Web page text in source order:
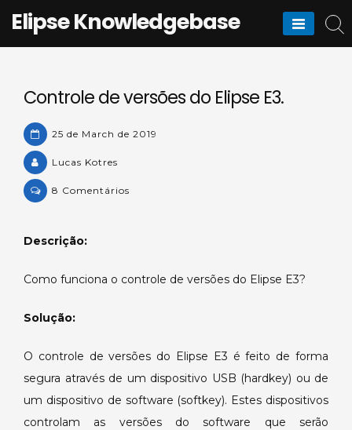
Elipse Knowledgebase
Controle de versões do Elipse E3.
25 de March de 2019
Lucas Kotres
8 Comentários
Elipse
Descrição:
Como funciona o controle de versões do Elipse E3?
Solução:
O controle de versões do Elipse E3 é feito de forma
segura através de um dispositivo USB (hardkey) ou de
um dispositivo de software (softkey). Estes dispositivos
controlam as versões do software que serão